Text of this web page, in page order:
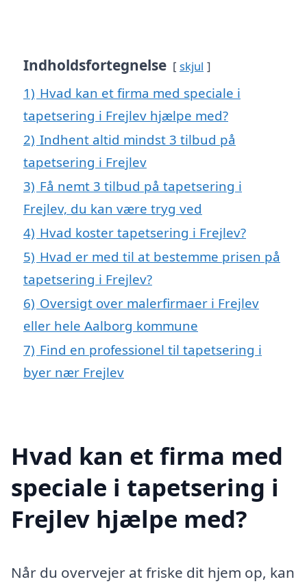
Indholdsfortegnelse skjul
1) Hvad kan et firma med speciale i
tapetsering i Frejlev hjælpe med?
2) Indhent altid mindst 3 tilbud på
tapetsering i Frejlev
3) Få nemt 3 tilbud på tapetsering i
Frejlev, du kan være tryg ved
4) Hvad koster tapetsering i Frejlev?
5) Hvad er med til at bestemme prisen på
tapetsering i Frejlev?
6) Oversigt over malerfirmaer i Frejlev
eller hele Aalborg kommune
7) Find en professionel til tapetsering i
byer nær Frejlev
Hvad kan et firma med
speciale i tapetsering i
Frejlev hjælpe med?
Når du overvejer at friske dit hjem op, kan